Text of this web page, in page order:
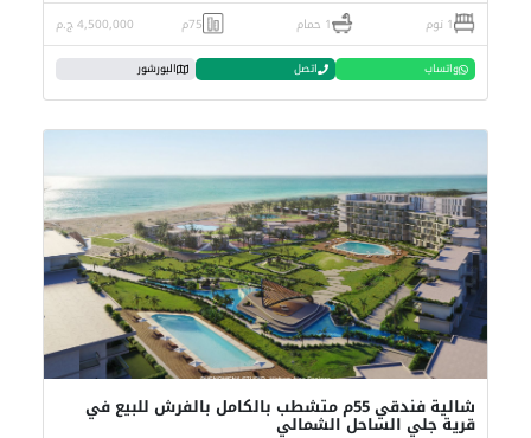
1 نوم 1 حمام 75م 4,500,000 ج.م
واتساب اتصل البورشور
شالية فندقي 55م متشطب بالكامل بالفرش للبيع في
قرية جلي الساحل الشمالي